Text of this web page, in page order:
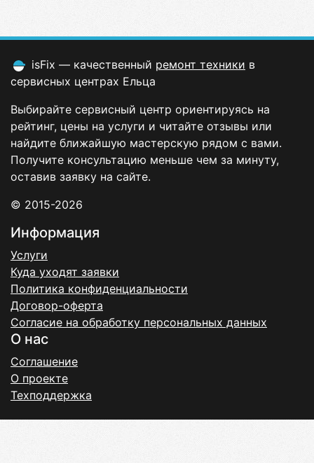
isFix — качественный ремонт техники в
сервисных центрах Ельца
Выбирайте сервисный центр ориентируясь на
рейтинг, цены на услуги и читайте отзывы или
найдите ближайшую мастерскую рядом с вами.
Получите консультацию меньше чем за минуту,
оставив заявку на сайте.
© 2015-2026
Информация
Услуги
Куда уходят заявки
Политика конфиденциальности
Договор-оферта
Согласие на обработку персональных данных
О нас
Соглашение
О проекте
Техподдержка